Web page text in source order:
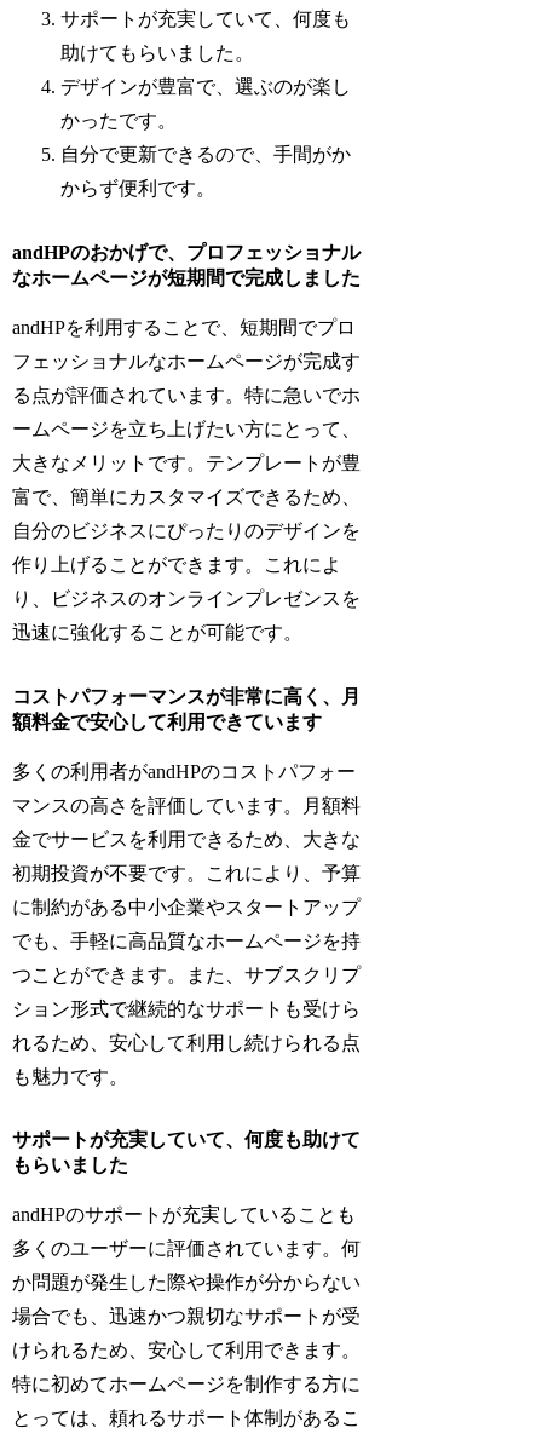
サポートが充実していて、何度も
助けてもらいました。
デザインが豊富で、選ぶのが楽し
かったです。
自分で更新できるので、手間がか
からず便利です。
andHPのおかげで、プロフェッショナル
なホームページが短期間で完成しました
andHPを利用することで、短期間でプロ
フェッショナルなホームページが完成す
る点が評価されています。特に急いでホ
ームページを立ち上げたい方にとって、
大きなメリットです。テンプレートが豊
富で、簡単にカスタマイズできるため、
自分のビジネスにぴったりのデザインを
作り上げることができます。これによ
り、ビジネスのオンラインプレゼンスを
迅速に強化することが可能です。
コストパフォーマンスが非常に高く、月
額料金で安心して利用できています
多くの利用者がandHPのコストパフォー
マンスの高さを評価しています。月額料
金でサービスを利用できるため、大きな
初期投資が不要です。これにより、予算
に制約がある中小企業やスタートアップ
でも、手軽に高品質なホームページを持
つことができます。また、サブスクリプ
ション形式で継続的なサポートも受けら
れるため、安心して利用し続けられる点
も魅力です。
サポートが充実していて、何度も助けて
もらいました
andHPのサポートが充実していることも
多くのユーザーに評価されています。何
か問題が発生した際や操作が分からない
場合でも、迅速かつ親切なサポートが受
けられるため、安心して利用できます。
特に初めてホームページを制作する方に
とっては、頼れるサポート体制があるこ